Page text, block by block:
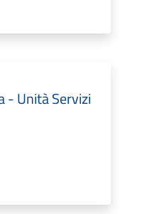
- Unità Servizi